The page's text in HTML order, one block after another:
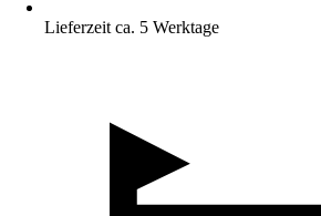
Lieferzeit ca. 5 Werktage